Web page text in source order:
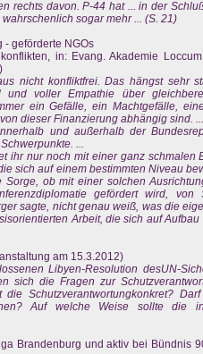
rechts davon. P-44 hat ... in der
sogar mehr ... (S. 21)
- geförderte NGOs
in: Evang. Akademie
nicht konfliktfrei. Das hängst sehr
voller Empathie über
ein Gefälle, ein Machtgefälle,
dieser Finanzierung abhängig sind. ...
und außerhalb der
...
ihr nur noch mit einer ganz schmalen
sich auf einem bestimmten Niveau
ob mit einer solchen
gefördert wird, von
sagte, nicht genau weiß, was die
Arbeit, die sich auf
am 15.3.2012)
Libyen-Resolution desUN-
sich die Fragen zur
Schutzverantwortungkonkret?
Auf welche Weise sollte die
Brandenburg und aktiv bei Bündnis